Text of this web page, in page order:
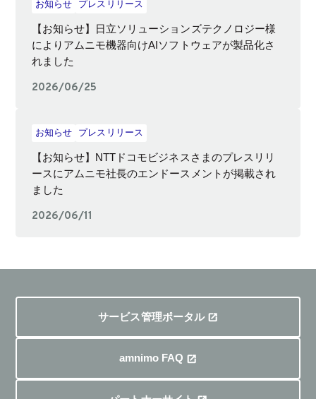
お知らせ プレスリリース
【お知らせ】日立ソリューションズテクノロジー様
によりアムニモ機器向けAIソフトウェアが製品化さ
れました
2026/06/25
お知らせ プレスリリース
【お知らせ】NTTドコモビジネスさまのプレスリリ
ースにアムニモ社長のエンドースメントが掲載され
ました
2026/06/11
サービス管理ポータル
amnimo FAQ